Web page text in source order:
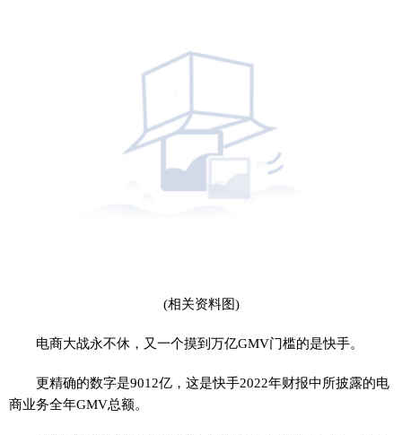
(相关资料图)
电商大战永不休，又一个摸到万亿GMV门槛的是快手。
更精确的数字是9012亿，这是快手2022年财报中所披露的电
商业务全年GMV总额。